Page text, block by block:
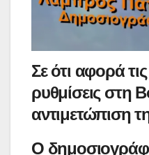
Σε ότι αφορά
ρυθμίσεις στη
αντιμετώπιση
Ο